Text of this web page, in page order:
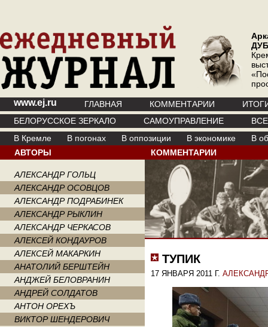
www.ej.ru ГЛАВНАЯ КОММЕНТАРИИ
БЕЛОРУССКОЕ ЗЕРКАЛО
САМОУПРАВЛЕНИЕ
В Кремле
В погонах В оппозиции В экономике
В
АВТОРЫ
АЛЕКСАНДР ГОЛЬЦ
АЛЕКСАНДР ОСОВЦОВ
АЛЕКСАНДР ПОДРАБИНЕК
АЛЕКСАНДР РЫКЛИН
АЛЕКСАНДР ЧЕРКАСОВ
АЛЕКСЕЙ КОНДАУРОВ
АЛЕКСЕЙ МАКАРКИН
АНАТОЛИЙ БЕРШТЕЙН
АНДЖЕЙ БЕЛОВРАНИН
АНДРЕЙ СОЛДАТОВ
АНТОН ОРЕХЪ
ВИКТОР ШЕНДЕРОВИЧ
КОММЕНТАРИИ
ТУПИК
17 ЯНВАРЯ 2011 Г.